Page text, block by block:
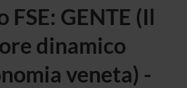
FSE: GENTE (Il
dinamico
veneta) -